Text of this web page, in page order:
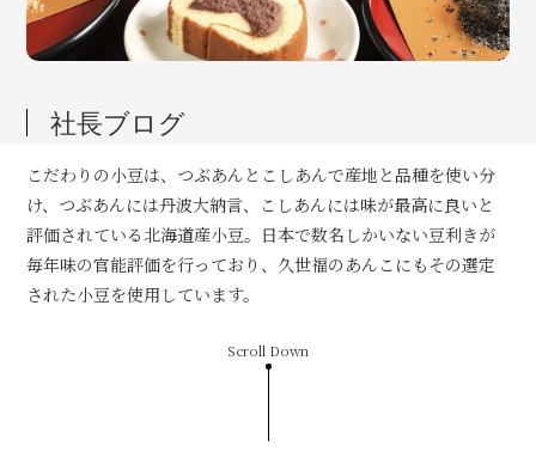
社長ブログ
こだわりの小豆は、つぶあんとこしあんで産地と品種を使い分
け、つぶあんには丹波大納言、こしあんには味が最高に良いと
評価されている北海道産小豆。日本で数名しかいない豆利きが
毎年味の官能評価を行っており、久世福のあんこにもその選定
された小豆を使用しています。
Scroll Down